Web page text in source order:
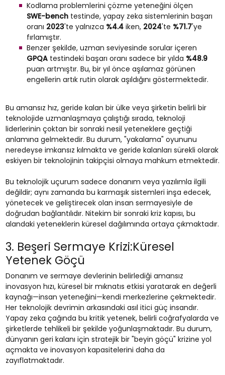
Kodlama problemlerini çözme yeteneğini ölçen
SWE-benchtestinde, yapay zeka sistemlerinin başarı
oranı 2023'te yalnızca %4.4iken, 2024'te %71.7'ye
fırlamıştır.
Benzer şekilde, uzman seviyesinde sorular içeren
GPQA testindeki başarı oranı sadece bir yılda %48.9
puan artmıştır. Bu, bir yıl önce aşılamaz görünen
engellerin artık rutin olarak aşıldığını göstermektedir.
Bu amansız hız, geride kalan bir ülke veya şirketin belirli bir
teknolojide uzmanlaşmaya çalıştığı sırada, teknoloji
liderlerinin çoktan bir sonraki nesil yeteneklere geçtiği
anlamına gelmektedir. Bu durum, "yakalama" oyununu
neredeyse imkansız kılmakta ve geride kalanları sürekli olarak
eskiyen bir teknolojinin takipçisi olmaya mahkum etmektedir.
Bu teknolojik uçurum sadece donanım veya yazılımla ilgili
değildir; aynı zamanda bu karmaşık sistemleri inşa edecek,
yönetecek ve geliştirecek olan insan sermayesiyle de
doğrudan bağlantılıdır. Nitekim bir sonraki kriz kapısı, bu
alandaki yeteneklerin küresel dağılımında ortaya çıkmaktadır.
3. Beşeri Sermaye Krizi:Küresel
Yetenek Göçü
Donanım ve sermaye devlerinin belirlediği amansız
inovasyon hızı, küresel bir mıknatıs etkisi yaratarak en değerli
kaynağı—insan yeteneğini—kendi merkezlerine çekmektedir.
Her teknolojik devrimin arkasındaki asıl itici güç insandır.
Yapay zeka çağında bu kritik yetenek, belirli coğrafyalarda ve
şirketlerde tehlikeli bir şekilde yoğunlaşmaktadır. Bu durum,
dünyanın geri kalanı için stratejik bir "beyin göçü" krizine yol
açmakta ve inovasyon kapasitelerini daha da
zayıflatmaktadır.